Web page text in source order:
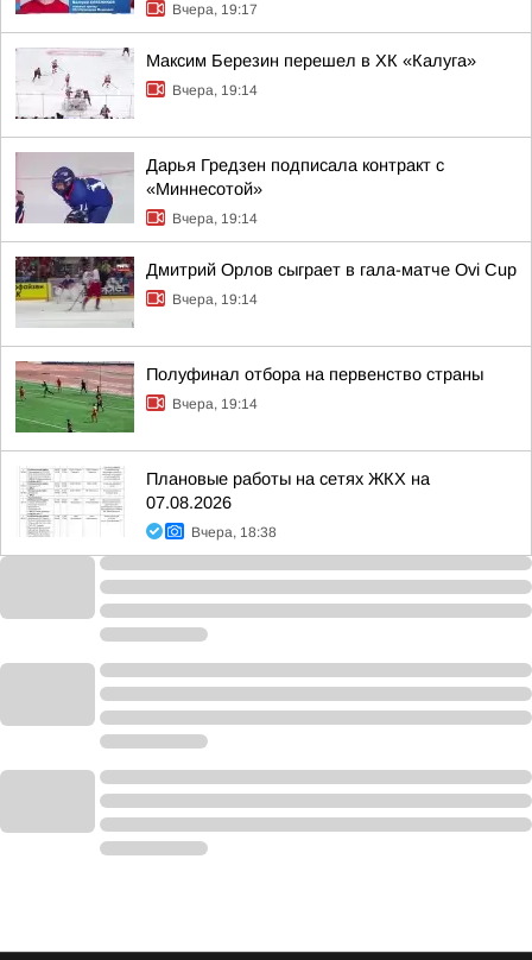
Вчера, 19:17
Максим Березин перешел в ХК «Калуга»
Вчера, 19:14
Дарья Гредзен подписала контракт с
«Миннесотой»
Вчера, 19:14
Дмитрий Орлов сыграет в гала-матче Ovi Cup
Вчера, 19:14
Полуфинал отбора на первенство страны
Вчера, 19:14
Плановые работы на сетях ЖКХ на
07.08.2026
Вчера, 18:38